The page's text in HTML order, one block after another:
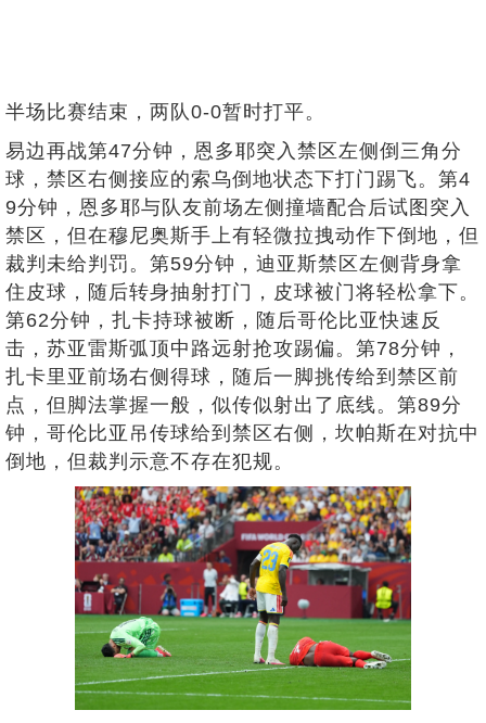
半场比赛结束，两队0-0暂时打平。
易边再战第47分钟，恩多耶突入禁区左侧倒三角分
球，禁区右侧接应的索乌倒地状态下打门踢飞。第4
9分钟，恩多耶与队友前场左侧撞墙配合后试图突入
禁区，但在穆尼奥斯手上有轻微拉拽动作下倒地，但
裁判未给判罚。第59分钟，迪亚斯禁区左侧背身拿
住皮球，随后转身抽射打门，皮球被门将轻松拿下。
第62分钟，扎卡持球被断，随后哥伦比亚快速反
击，苏亚雷斯弧顶中路远射抢攻踢偏。第78分钟，
扎卡里亚前场右侧得球，随后一脚挑传给到禁区前
点，但脚法掌握一般，似传似射出了底线。第89分
钟，哥伦比亚吊传球给到禁区右侧，坎帕斯在对抗中
倒地，但裁判示意不存在犯规。